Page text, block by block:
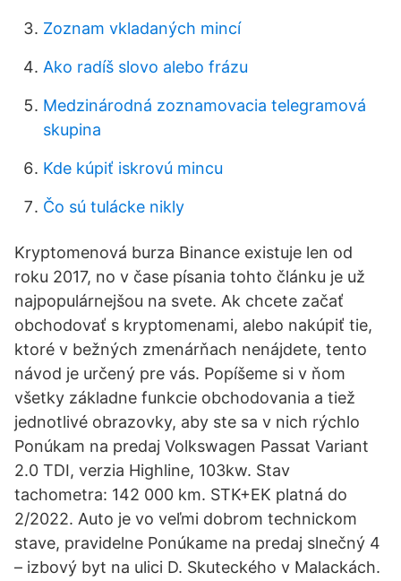
Zoznam vkladaných mincí
Ako radíš slovo alebo frázu
Medzinárodná zoznamovacia telegramová
skupina
Kde kúpiť iskrovú mincu
Čo sú tulácke nikly
Kryptomenová burza Binance existuje len od
roku 2017, no v čase písania tohto článku je už
najpopulárnejšou na svete. Ak chcete začať
obchodovať s kryptomenami, alebo nakúpiť tie,
ktoré v bežných zmenárňach nenájdete, tento
návod je určený pre vás. Popíšeme si v ňom
všetky základne funkcie obchodovania a tiež
jednotlivé obrazovky, aby ste sa v nich rýchlo
Ponúkam na predaj Volkswagen Passat Variant
2.0 TDI, verzia Highline, 103kw. Stav
tachometra: 142 000 km. STK+EK platná do
2/2022. Auto je vo veľmi dobrom technickom
stave, pravidelne Ponúkame na predaj slnečný 4
– izbový byt na ulici D. Skuteckého v Malackách.